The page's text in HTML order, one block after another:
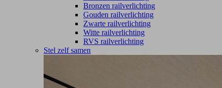
Bronzen railverlichting
Gouden railverlichting
Zwarte railverlichting
Witte railverlichting
RVS railverlichting
Stel zelf samen